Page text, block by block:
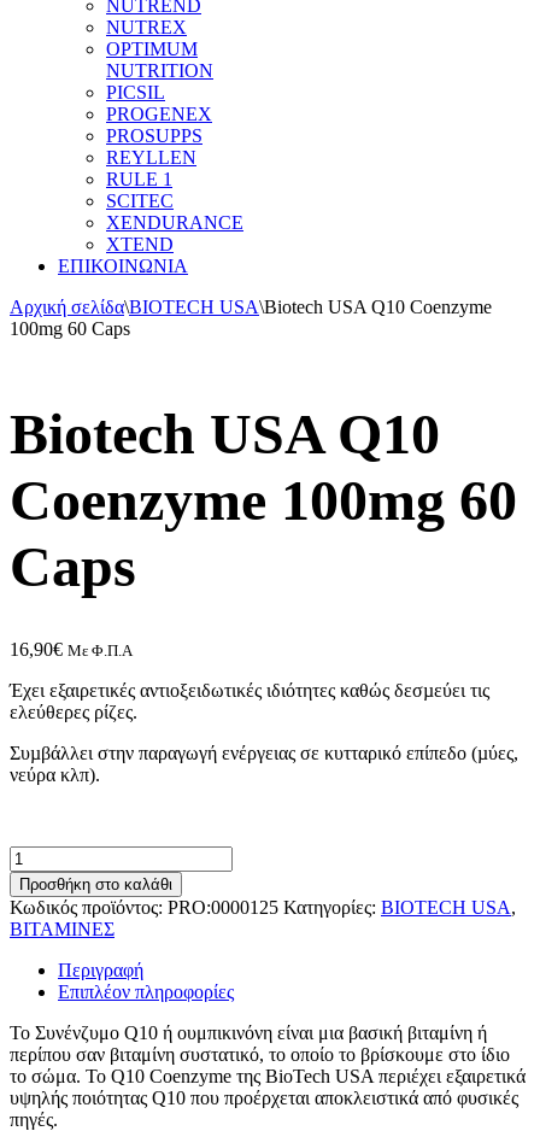
NUTREND
NUTREX
OPTIMUM
NUTRITION
PICSIL
PROGENEX
PROSUPPS
REYLLEN
RULE 1
SCITEC
XENDURANCE
XTEND
ΕΠΙΚΟΙΝΩΝΙΑ
Αρχική σελίδα\BIOTECH USA\Biotech USA Q10 Coenzyme
100mg 60 Caps
Biotech USA Q10
Coenzyme 100mg 60
Caps
16,90€ Με Φ.Π.Α
Έχει εξαιρετικές αντιοξειδωτικές ιδιότητες καθώς δεσµεύει τις
ελεύθερες ρίζες.
Συµβάλλει στην παραγωγή ενέργειας σε κυτταρικό επίπεδο (µύες,
νεύρα κλπ).
Biotech
USA
Q10
Coenzyme
100mg
Caps
ποσότητα
Προσθήκη στο καλάθι
Κωδικός προϊόντος: PRO:0000125 Κατηγορίες: BIOTECH USA,
ΒΙΤΑΜΙΝΕΣ
Περιγραφή
Επιπλέον πληροφορίες
Το Συνένζυμο Q10 ή ουμπικινόνη είναι μια βασική βιταμίνη ή
περίπου σαν βιταμίνη συστατικό, το οποίο το βρίσκουμε στο ίδιο
το σώμα. Το Q10 Coenzyme της BioTech USA περιέχει εξαιρετικά
υψηλής ποιότητας Q10 που προέρχεται αποκλειστικά από φυσικές
πηγές.